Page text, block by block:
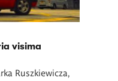
visima
Ruszkiewicza,